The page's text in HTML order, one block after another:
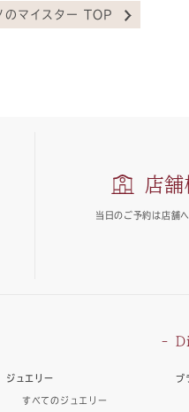
のマイスター TOP
店舗
当日のご予約は 店舗
ジュエリー
すべてのジュエリー
ブ